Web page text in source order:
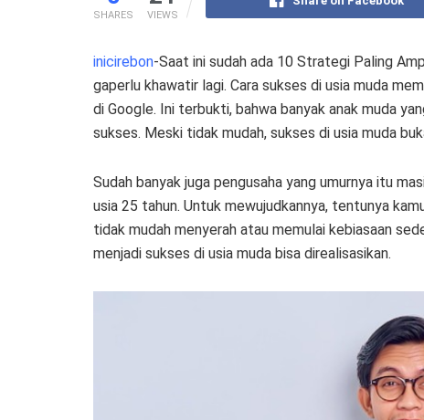
SHARES VIEWS
inicirebon-Saat ini sudah ada 10 Strategi Paling
gaperlu khawatir lagi. Cara sukses di usia muda
di Google. Ini terbukti, bahwa banyak anak muda
sukses. Meski tidak mudah, sukses di usia muda
Sudah banyak juga pengusaha yang umurnya itu
usia 25 tahun. Untuk mewujudkannya, tentunya
tidak mudah menyerah atau memulai kebiasaan
menjadi sukses di usia muda bisa direalisasikan.